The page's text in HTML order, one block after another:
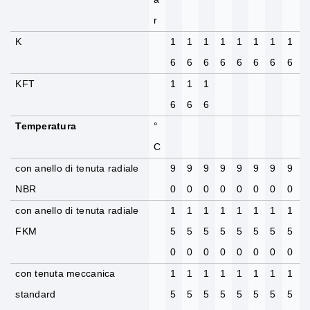
r
K
1
6
1
6
1
6
1
6
1
6
1
6
1
6
1
6
KFT
1
6
1
6
1
6
Temperatura
°
C
con anello di tenuta radiale
NBR
9
0
9
0
9
0
9
0
9
0
9
0
9
0
9
0
con anello di tenuta radiale
FKM
1
5
0
1
5
0
1
5
0
1
5
0
1
5
0
1
5
0
1
5
0
1
5
0
con tenuta meccanica
standard
1
5
1
5
1
5
1
5
1
5
1
5
1
5
1
5